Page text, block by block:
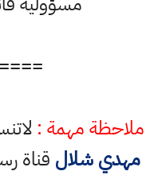
ملاحظة مهمة :
مهدي شلال قناة